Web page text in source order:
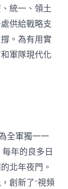
統一、領土
供給戰略支
。為有用實
軍隊現代化
全軍獨一一
年的良多日
北年夜門。
創新了“視頻